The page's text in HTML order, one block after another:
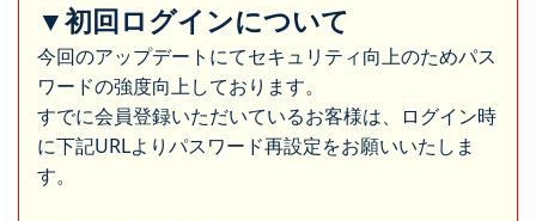
▼初回ログインについて
今回のアップデートにてセキュリティ向上のためパス
ワードの強度向上しております。
すでに会員登録いただいているお客様は、ログイン時
に下記URLよりパスワード再設定をお願いいたしま
す。